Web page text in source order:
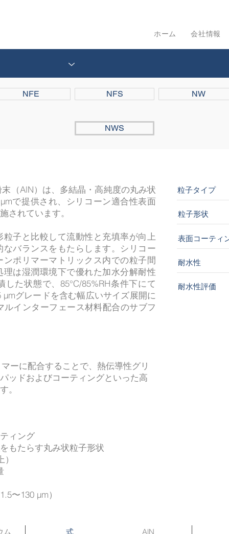
ホーム 会社情報
NFE NFS NW
NWS
（AlN）は、多結晶・高純度の丸み状
で提供され、シリコーン適合性表面
されています。
子と比較して流動性と充填率が向上
バランスをもたらします。シリコー
ポリマーマトリックス内での粒子間
は湿潤環境下で優れた加水分解耐性
た状態で、85°C/85%RH条件下にて
グレードを含む幅広いサイズ展開に
ルインターフェース材料配合のサブフ
ーに配合することで、熱伝導性グリ
ッドおよびコーティングといった高
。
ィング
もたらす丸み状粒子形状
〜130 μm）
粒子タイプ
粒子形状
表面コーティ
耐水性
耐水性評価
ム AlN
式